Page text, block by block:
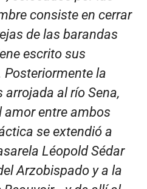
consiste en cerrar
de las barandas
escrito sus
la
arrojada al río Sena,
entre ambos
se extendió a
Léopold Sédar
Arzobispado y a la